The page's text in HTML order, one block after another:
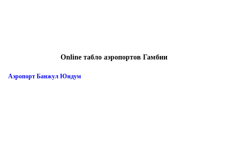
Online табло аэропортов Гамбии
Аэропорт Банжул Юндум